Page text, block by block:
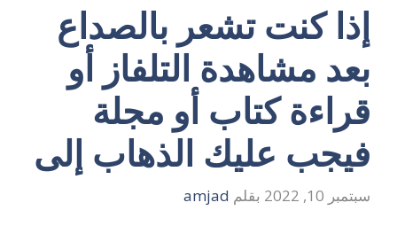
إذا كنت تشعر بالصداع
بعد مشاهدة التلفاز أو
قراءة كتاب أو مجلة
فيجب عليك الذهاب إلى
سبتمبر 10, 2022 بقلم amjad